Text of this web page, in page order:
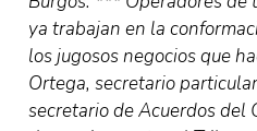
ya trabajan en la
los jugosos negocios que
Ortega, secretario
secretario de Acuerdos del